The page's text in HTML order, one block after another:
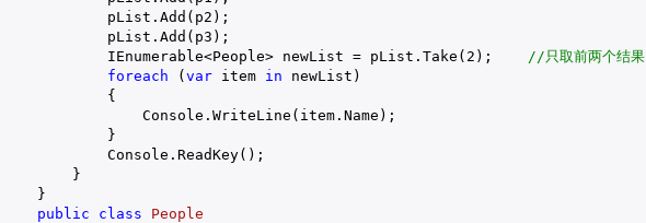
            pList.Add(p2);
            pList.Add(p3);
            IEnumerable<People> newList = pList.Take(
2 );
//只取前两个结果
foreach (var item in newList)
            {
                Console.WriteLine(item.Name);
            }
            Console.ReadKey();
        }
    }
public
class
People